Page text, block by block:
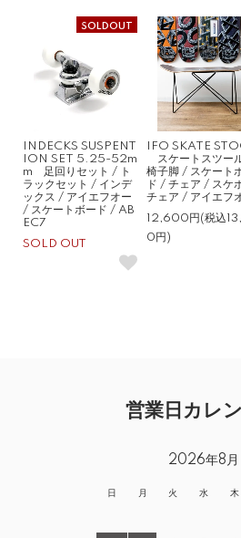
SOLDOUT
INDECKS SUSPENT
ION SET 5.25-52m
m 足回りセット / ト
ラックセット / インデ
ックス / アイエフオー
/ スケートボード / AB
EC7
SOLD OUT
IFO SKATE
スケートスツー
椅子脚 / スケート
ド / チェア / スケ
チェア / アイエフ
12,600円(税込
0円)
営業日カレ
2026年8月
日 月 火 水 木